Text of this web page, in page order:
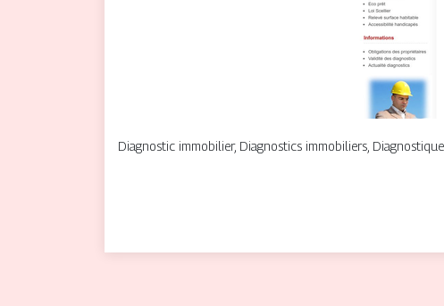
Diagnostic immobilier, Diagnostics immobiliers,